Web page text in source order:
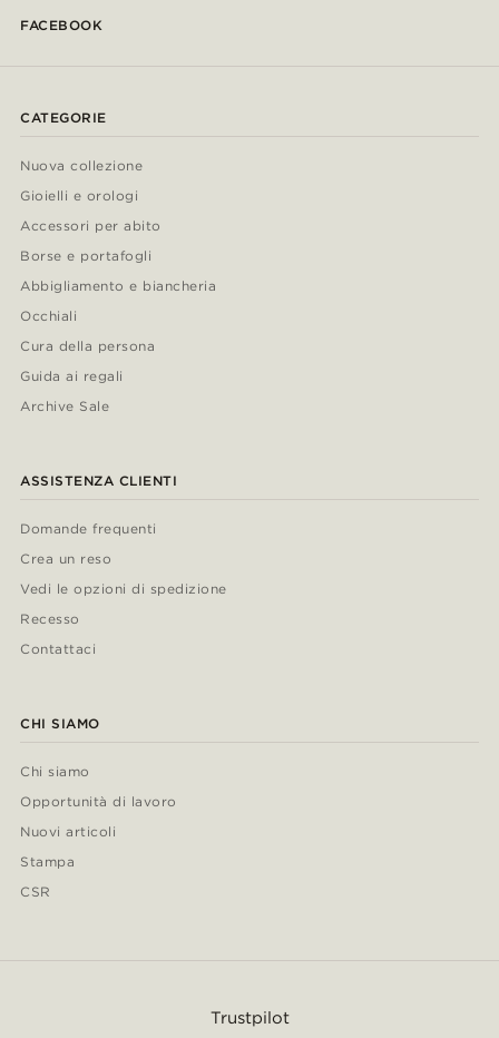
FACEBOOK
CATEGORIE
Nuova collezione
Gioielli e orologi
Accessori per abito
Borse e portafogli
Abbigliamento e biancheria
Occhiali
Cura della persona
Guida ai regali
Archive Sale
ASSISTENZA CLIENTI
Domande frequenti
Crea un reso
Vedi le opzioni di spedizione
Recesso
Contattaci
CHI SIAMO
Chi siamo
Opportunità di lavoro
Nuovi articoli
Stampa
CSR
Trustpilot